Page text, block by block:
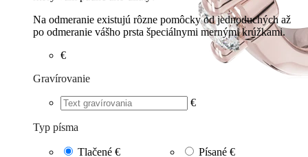
Na odmeranie existujú rôzne pomôcky od jednoduchých až
po odmeranie vášho prsta špeciálnymi mernými krúžkami.
€
Gravírovanie
€
Typ písma
Tlačené € Písané €